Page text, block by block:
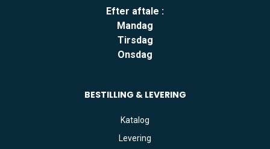
Efter aftale :
Mandag
Tirsdag
Onsdag
BESTILLING & LEVERING
Katalog
Levering